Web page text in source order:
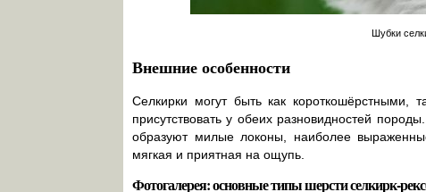
Шубки
Внешние особенности
Селкирки могут быть как
присутствовать у обеих разновидностей
образуют милые локоны, наиболее
мягкая и приятная на ощупь.
Фотогалерея: основные типы шерсти селкирк-